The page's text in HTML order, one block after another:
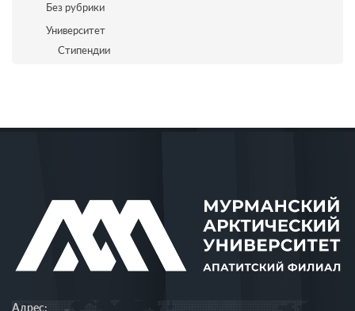
Без рубрики
Университет
Стипендии
Адрес: